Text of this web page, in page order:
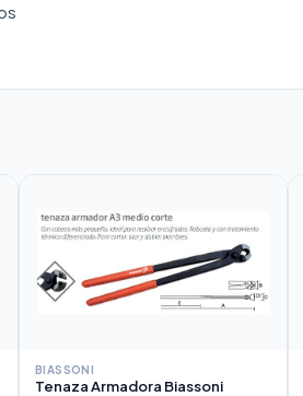
BIASSONI
Tenaza Armadora Biassoni